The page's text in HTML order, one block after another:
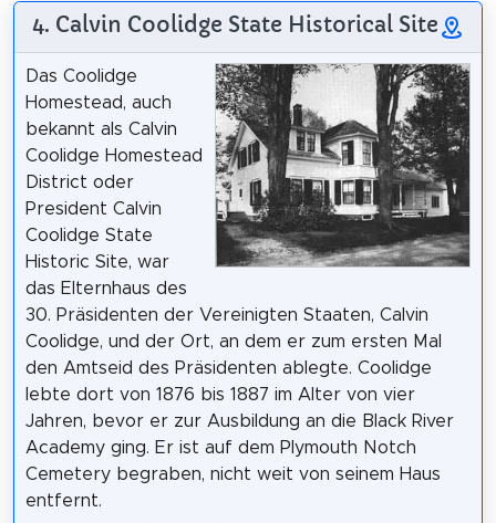
4. Calvin Coolidge State Historical Site
Das Coolidge
Homestead, auch
bekannt als Calvin
Coolidge Homestead
District oder
President Calvin
Coolidge State
Historic Site, war
das Elternhaus des
30. Präsidenten der Vereinigten Staaten, Calvin
Coolidge, und der Ort, an dem er zum ersten Mal
den Amtseid des Präsidenten ablegte. Coolidge
lebte dort von 1876 bis 1887 im Alter von vier
Jahren, bevor er zur Ausbildung an die Black River
Academy ging. Er ist auf dem Plymouth Notch
Cemetery begraben, nicht weit von seinem Haus
entfernt.